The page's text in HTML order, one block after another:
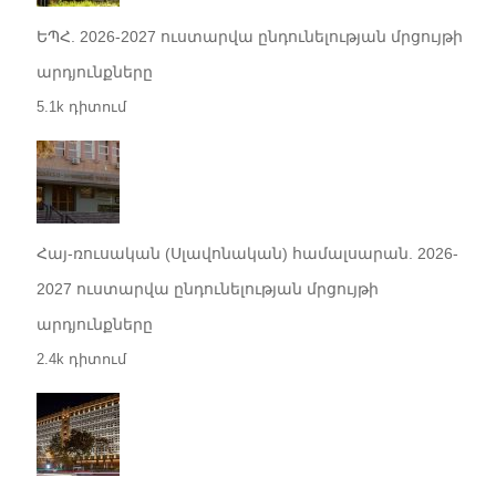
ԵՊՀ. 2026-2027 ուստարվա ընդունելության մրցույթի
արդյունքները
5.1k դիտում
Հայ-ռուսական (Սլավոնական) համալսարան. 2026-
2027 ուստարվա ընդունելության մրցույթի
արդյունքները
2.4k դիտում